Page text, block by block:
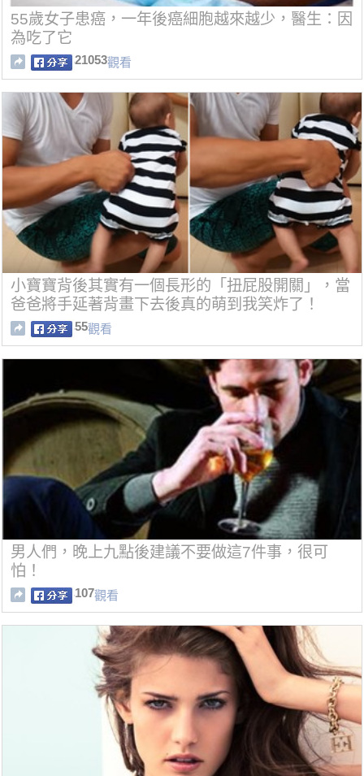
55歲女子患癌，一年後癌細胞越來越少，醫生：因
為吃了它
21053觀看
小寶寶背後其實有一個長形的「扭屁股開關」，當
爸爸將手延著背畫下去後真的萌到我笑炸了！
55觀看
男人們，晚上九點後建議不要做這7件事，很可
怕！
107觀看